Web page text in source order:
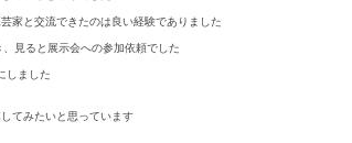
家と交流できたのは良い経験でありました
見ると展示会への参加依頼でした
しました
てみたいと思っています